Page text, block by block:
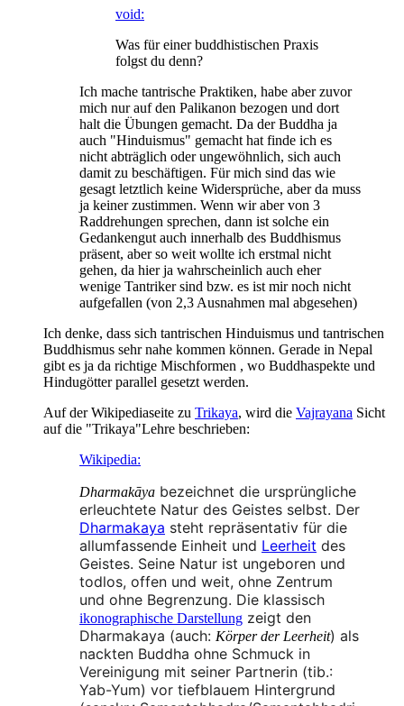
void:
Was für einer buddhistischen Praxis
folgst du denn?
Ich mache tantrische Praktiken, habe aber zuvor
mich nur auf den Palikanon bezogen und dort
halt die Übungen gemacht. Da der Buddha ja
auch "Hinduismus" gemacht hat finde ich es
nicht abträglich oder ungewöhnlich, sich auch
damit zu beschäftigen. Für mich sind das wie
gesagt letztlich keine Widersprüche, aber da muss
ja keiner zustimmen. Wenn wir aber von 3
Raddrehungen sprechen, dann ist solche ein
Gedankengut auch innerhalb des Buddhismus
präsent, aber so weit wollte ich erstmal nicht
gehen, da hier ja wahrscheinlich auch eher
wenige Tantriker sind bzw. es ist mir noch nicht
aufgefallen (von 2,3 Ausnahmen mal abgesehen)
Ich denke, dass sich tantrischen Hinduismus und tantrischen
Buddhismus sehr nahe kommen können. Gerade in Nepal
gibt es ja da richtige Mischformen , wo Buddhaspekte und
Hindugötter parallel gesetzt werden.
Auf der Wikipediaseite zu Trikaya, wird die Vajrayana Sicht
auf die "Trikaya"Lehre beschrieben:
Wikipedia:
Dharmakāya bezeichnet die ursprüngliche
erleuchtete Natur des Geistes selbst. Der
Dharmakaya steht repräsentativ für die
allumfassende Einheit und Leerheit des
Geistes. Seine Natur ist ungeboren und
todlos, offen und weit, ohne Zentrum
und ohne Begrenzung. Die klassisch
ikonographische Darstellung zeigt den
Dharmakaya (auch: Körper der Leerheit) als
nackten Buddha ohne Schmuck in
Vereinigung mit seiner Partnerin (tib.:
Yab-Yum) vor tiefblauem Hintergrund